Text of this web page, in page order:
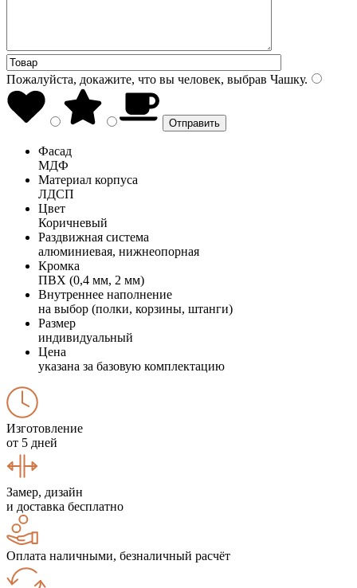
Пожалуйста, докажите, что вы человек, выбрав Чашку.
Фасад
МДФ
Материал корпуса
ЛДСП
Цвет
Коричневый
Раздвижная система
алюминиевая, нижнеопорная
Кромка
ПВХ (0,4 мм, 2 мм)
Внутреннее наполнение
на выбор (полки, корзины, штанги)
Размер
индивидуальный
Цена
указана за базовую комплектацию
Изготовление
от 5 дней
Замер, дизайн
и доставка бесплатно
Оплата наличными, безналичный расчёт